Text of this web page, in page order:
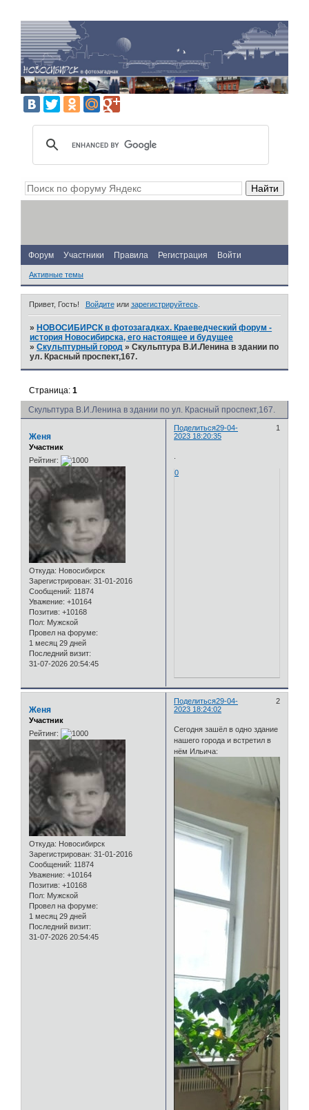
Форум Участники Правила Регистрация Войти
Активные темы
Привет, Гость! Войдитеили зарегистрируйтесь.
» НОВОСИБИРСК в фотозагадках. Краеведческий форум -
история Новосибирска, его настоящее и будущее
»Скульптурный город »Скульптура В.И.Ленина в здании по
ул. Красный проспект,167.
Скульптура В.И.Ленина в здании по ул. Красный проспект,167.
Страница:1
Поделиться 1
29-04-
2023 18:20:35
Женя
Участник
Рейтинг:
Откуда: Новосибирск
Зарегистрирован: 31-01-2016
Сообщений: 11874
Уважение: +10164
Позитив: +10168
Пол: Мужской
Провел на форуме:
1 месяц 29 дней
Последний визит:
31-07-2026 20:54:45
0
Поделиться 2
29-04-
2023 18:24:02
Женя
Участник
Рейтинг:
Откуда: Новосибирск
Зарегистрирован: 31-01-2016
Сообщений: 11874
Уважение: +10164
Позитив: +10168
Пол: Мужской
Провел на форуме:
1 месяц 29 дней
Последний визит:
31-07-2026 20:54:45
Сегодня зашёл в одно здание
нашего города и встретил в
нём Ильича: